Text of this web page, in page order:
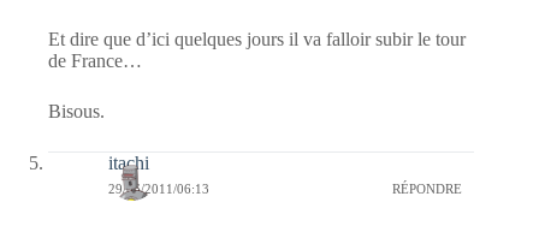
Et dire que d’ici quelques jours il va falloir subir le tour
de France…
Bisous.
itachi
29/06/2011/06:13 RÉPONDRE